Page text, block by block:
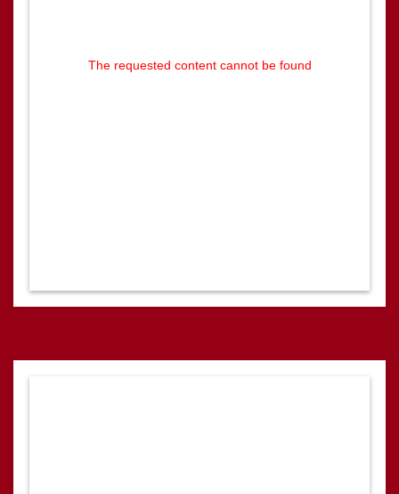
The requested content cannot be found